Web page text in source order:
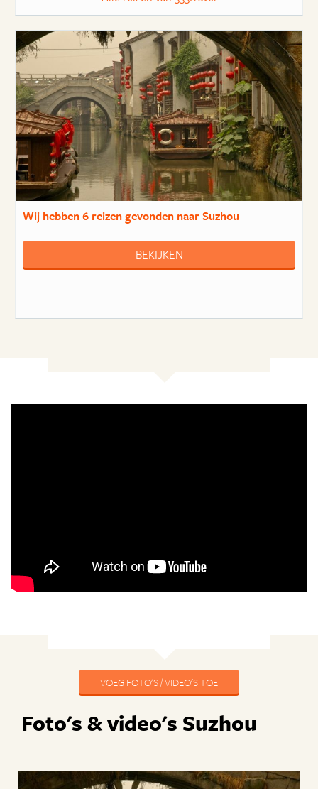
Wij hebben6 reizengevonden naar Suzhou
BEKIJKEN
VOEG FOTO'S / VIDEO'S TOE
Foto's & video's Suzhou